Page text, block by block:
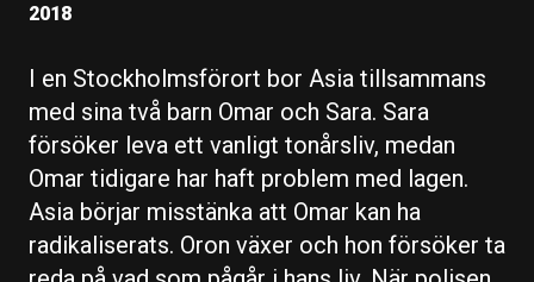
2018
I en Stockholmsförort bor Asia tillsammans
med sina två barn Omar och Sara. Sara
försöker leva ett vanligt tonårsliv, medan
Omar tidigare har haft problem med lagen.
Asia börjar misstänka att Omar kan ha
radikaliserats. Oron växer och hon försöker ta